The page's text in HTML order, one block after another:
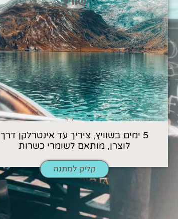
5 ימים בשוויץ, ציריך עד אינטרלקן דרך
לוצרן, מותאם לשומרי כשרות
קליק למתנה